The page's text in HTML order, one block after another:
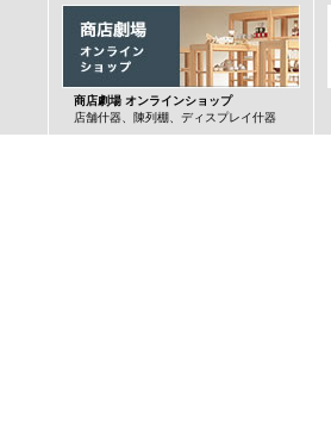
商店劇場 オンラインショップ
店舗什器、陳列棚、ディスプレイ什器